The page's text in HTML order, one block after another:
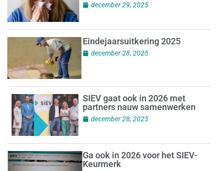
december 29, 2025
Eindejaarsuitkering 2025
december 28, 2025
SIEV gaat ook in 2026 met
partners nauw samenwerken
december 28, 2025
Ga ook in 2026 voor het SIEV-
Keurmerk